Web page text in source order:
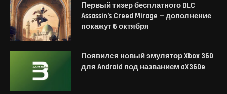
Первый тизер бесплатного DLC
Assassin’s Creed Mirage — дополнение
покажут 6 октября
Появился новый эмулятор Xbox 360
для Android под названием aX360e